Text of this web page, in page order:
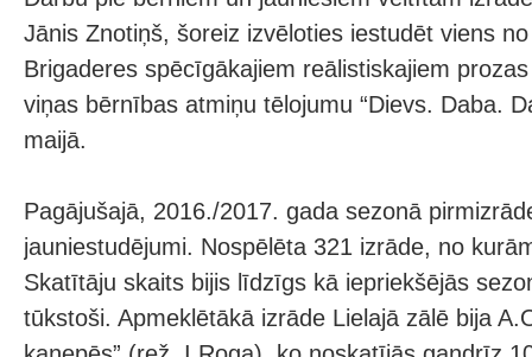
Jānis Znotiņš, šoreiz izvēloties iestudēt viens
Brigaderes spēcīgākajiem reālistiskajiem
viņas bērnības atmiņu tēlojumu “Dievs. Daba.
maijā.
Pagājušajā, 2016./2017. gada sezonā
jauniestudējumi. Nospēlēta 321 izrāde, no
Skatītāju skaits bijis līdzīgs kā iepriekšējās
tūkstoši. Apmeklētākā izrāde Lielajā zālē bija